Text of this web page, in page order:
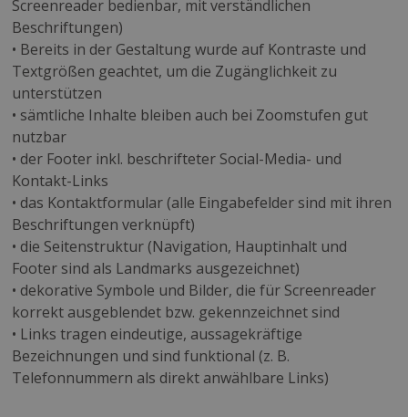
Screenreader bedienbar, mit verständlichen
Beschriftungen)
• Bereits in der Gestaltung wurde auf Kontraste und
Textgrößen geachtet, um die Zugänglichkeit zu
unterstützen
• sämtliche Inhalte bleiben auch bei Zoomstufen gut
nutzbar
• der Footer inkl. beschrifteter Social-Media- und
Kontakt-Links
• das Kontaktformular (alle Eingabefelder sind mit ihren
Beschriftungen verknüpft)
• die Seitenstruktur (Navigation, Hauptinhalt und
Footer sind als Landmarks ausgezeichnet)
• dekorative Symbole und Bilder, die für Screenreader
korrekt ausgeblendet bzw. gekennzeichnet sind
• Links tragen eindeutige, aussagekräftige
Bezeichnungen und sind funktional (z. B.
Telefonnummern als direkt anwählbare Links)